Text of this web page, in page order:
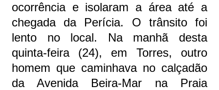
ocorrência e isolaram a área até a
chegada da Perícia. O trânsito foi
lento no local. Na manhã desta
quinta-feira (24), em Torres, outro
homem que caminhava no calçadão
da Avenida Beira-Mar na Praia